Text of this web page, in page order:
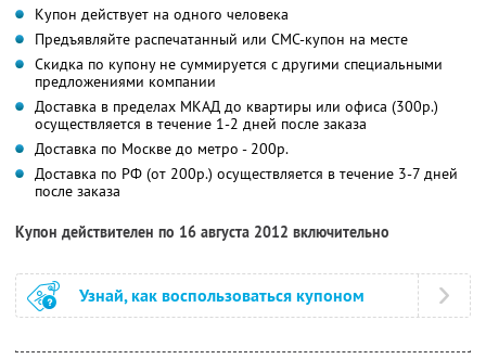
Купон действует на одного человека
Предъявляйте распечатанный или СМС-купон на месте
Скидка по купону не суммируется с другими специальными
предложениями компании
Доставка в пределах МКАД до квартиры или офиса (300р.)
осуществляется в течение 1-2 дней после заказа
Доставка по Москве до метро - 200р.
Доставка по РФ (от 200р.) осуществляется в течение 3-7 дней
после заказа
Купон действителен по 16 августа 2012 включительно
Узнай, как воспользоваться купоном